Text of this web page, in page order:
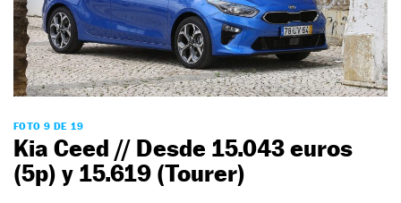
FOTO 9 DE 19
Kia Ceed // Desde 15.043 euros
(5p) y 15.619 (Tourer)